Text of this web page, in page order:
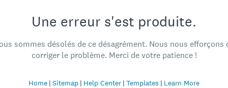
Une erreur s'est produite.
sommes désolés de ce désagrément. Nous nous efforçons
corriger le problème. Merci de votre patience !
Home Sitemap Help Center Templates Learn More